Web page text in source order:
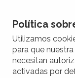
Política
Utilizamos
para que
necesitan
activadas por